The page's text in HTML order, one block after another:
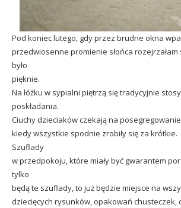
Pod koniec lutego, gdy przez brudne okna
przedwiosenne promienie słońca rozejrzałam
było
pięknie.
Na łóżku w sypialni piętrzą się tradycyjnie
poskładania.
Ciuchy dzieciaków czekają na
kiedy wszystkie spodnie zrobiły się za krótkie.
Szuflady
w przedpokoju, które miały być gwarantem
tylko
będą te szuflady, to już będzie miejsce na
dziecięcych rysunków, opakowań chusteczek,